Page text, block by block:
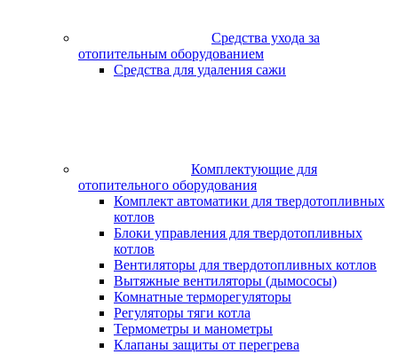
Средства ухода за
отопительным оборудованием
Средства для удаления сажи
Комплектующие для
отопительного оборудования
Комплект автоматики для твердотопливных
котлов
Блоки управления для твердотопливных
котлов
Вентиляторы для твердотопливных котлов
Вытяжные вентиляторы (дымососы)
Комнатные терморегуляторы
Регуляторы тяги котла
Термометры и манометры
Клапаны защиты от перегрева